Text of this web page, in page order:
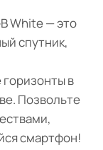
White — это
спутник,
в
Позвольте
смартфон!